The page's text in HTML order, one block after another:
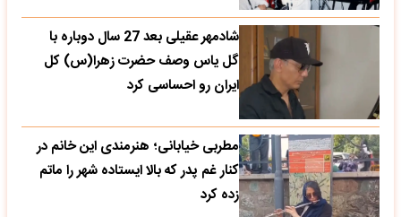
شادمهر عقیلی بعد 27 سال دوباره با
گل یاس وصف حضرت زهرا(س) کل
ایران رو احساسی کرد
مطربی خیابانی؛ هنرمندی این خانم در
کنار غم پدر که بالا ایستاده شهر را ماتم
زده کرد